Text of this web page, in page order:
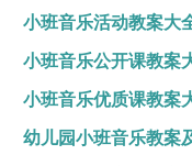
小班音乐活动教案大
小班音乐公开课教案
小班音乐优质课教案
幼儿园小班音乐教案